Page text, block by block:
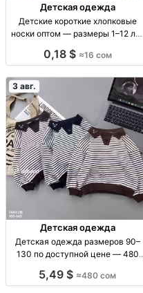
Детская одежда
Детские короткие хлопковые
носки оптом — размеры 1–12 лет
4–8, 8–12 лет, уп. 10 шт.
0,18 $ ≈16 сом
3 авг.
Детская одежда
Детская одежда размеров 90–
130 по доступной цене — 480
480 сом
5,49 $ ≈480 сом